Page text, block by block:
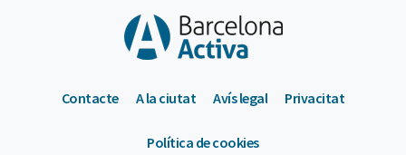
Contacte A la ciutat Avís legal Privacitat
Política de cookies